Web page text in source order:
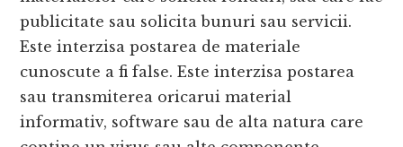
publicitate sau solicita bunuri sau servicii.
Este interzisa postarea de materiale
cunoscute a fi false. Este interzisa postarea
sau transmiterea oricarui material
informativ, software sau de alta natura care